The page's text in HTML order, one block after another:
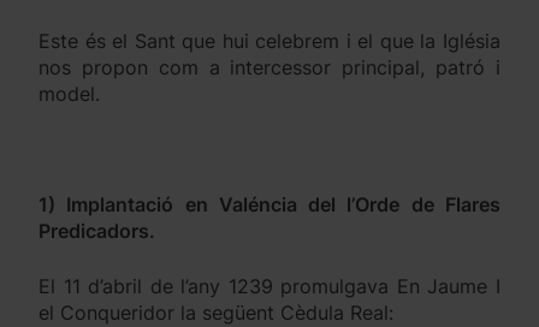
Este és el Sant que hui celebrem i el que la Iglésia
nos propon com a intercessor principal, patró i
model.
1) Implantació en Valéncia del l’Orde de Flares
Predicadors.
El 11 d’abril de l’any 1239 promulgava En Jaume I
el Conqueridor la següent Cèdula Real: